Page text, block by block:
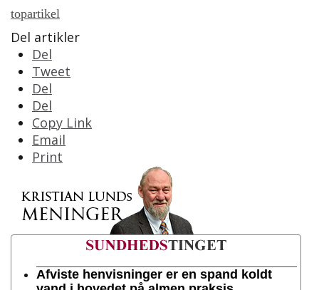
topartikel
Del artikler
Del
Tweet
Del
Del
Copy Link
Email
Print
Afviste henvisninger er en spand koldt